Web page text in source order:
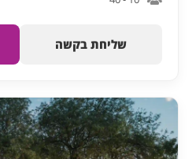
שליחת בקשה